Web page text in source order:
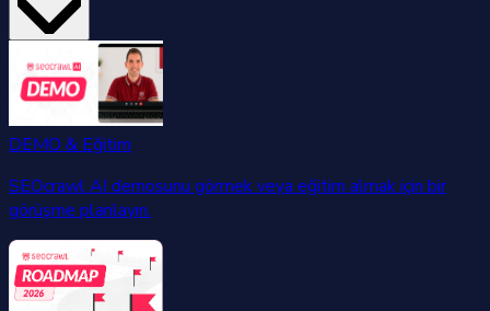
DEMO & Eğitim
SEOcrawl AI demosunu görmek veya eğitim almak için bir
görüşme planlayın.